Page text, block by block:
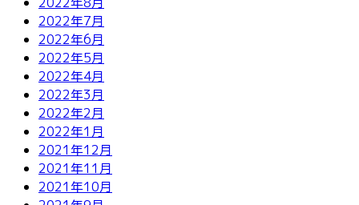
2022年7月
2022年6月
2022年5月
2022年4月
2022年3月
2022年2月
2022年1月
2021年12月
2021年11月
2021年10月